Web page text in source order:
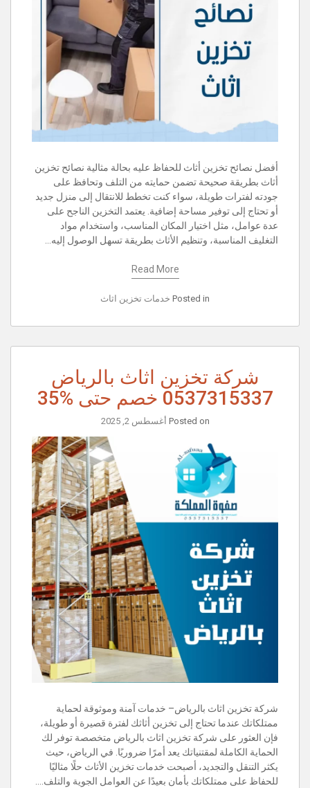
أفضل نصائح تخزين أثاث للحفاظ عليه بحالة مثالية نصائح تخزين
أثاث بطريقة صحيحة تضمن حمايته من التلف وتحافظ على
جودته لفترات طويلة، سواء كنت تخطط للانتقال إلى منزل جديد
أو تحتاج إلى توفير مساحة إضافية. يعتمد التخزين الناجح على
عدة عوامل، مثل اختيار المكان المناسب، واستخدام مواد
التغليف المناسبة، وتنظيم الأثاث بطريقة تسهل الوصول إليه…
Read More
Posted in خدمات تخزين اثاث
شركة تخزين اثاث بالرياض
0537315337 خصم حتى %35
Posted on أغسطس 2, 2025
شركة تخزين اثاث بالرياض– خدمات آمنة وموثوقة لحماية
ممتلكاتك عندما تحتاج إلى تخزين أثاثك لفترة قصيرة أو طويلة،
فإن العثور على شركة تخزين اثاث بالرياض متخصصة توفر لك
الحماية الكاملة لمقتنياتك يعد أمرًا ضروريًا. في الرياض، حيث
يكثر التنقل والتجديد، أصبحت خدمات تخزين الأثاث حلًا مثاليًا
للحفاظ على ممتلكاتك بأمان بعيدًا عن العوامل الجوية والتلف.…